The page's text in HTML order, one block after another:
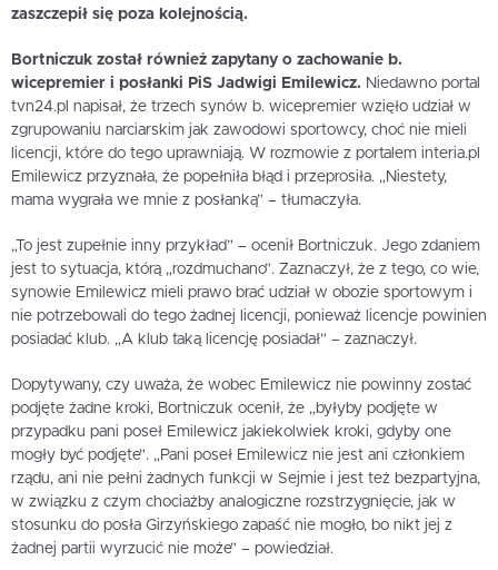
zaszczepił się poza kolejnością.
Bortniczuk został również zapytany o zachowanie b.
wicepremier i posłanki PiS Jadwigi Emilewicz. Niedawno portal
tvn24.pl napisał, że trzech synów b. wicepremier wzięło udział w
zgrupowaniu narciarskim jak zawodowi sportowcy, choć nie mieli
licencji, które do tego uprawniają. W rozmowie z portalem interia.pl
Emilewicz przyznała, że popełniła błąd i przeprosiła. „Niestety,
mama wygrała we mnie z posłanką” – tłumaczyła.
„To jest zupełnie inny przykład” – ocenił Bortniczuk. Jego zdaniem
jest to sytuacja, którą „rozdmuchano”. Zaznaczył, że z tego, co wie,
synowie Emilewicz mieli prawo brać udział w obozie sportowym i
nie potrzebowali do tego żadnej licencji, ponieważ licencje powinien
posiadać klub. „A klub taką licencję posiadał” – zaznaczył.
Dopytywany, czy uważa, że wobec Emilewicz nie powinny zostać
podjęte żadne kroki, Bortniczuk ocenił, że „byłyby podjęte w
przypadku pani poseł Emilewicz jakiekolwiek kroki, gdyby one
mogły być podjęte”. „Pani poseł Emilewicz nie jest ani członkiem
rządu, ani nie pełni żadnych funkcji w Sejmie i jest też bezpartyjna,
w związku z czym chociażby analogiczne rozstrzygnięcie, jak w
stosunku do posła Girzyńskiego zapaść nie mogło, bo nikt jej z
żadnej partii wyrzucić nie może” – powiedział.